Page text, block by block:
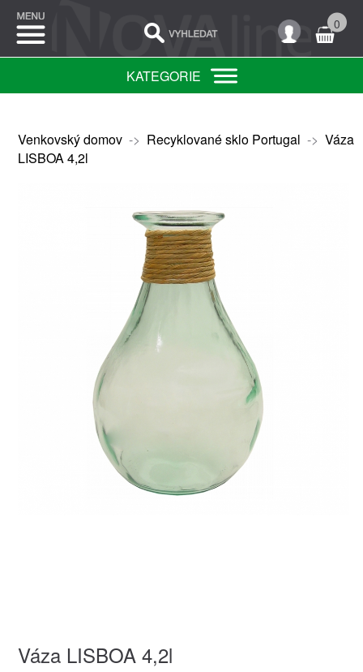
0
KATEGORIE
Venkovský domov-> Recyklované sklo Portugal -> Váza
LISBOA 4,2l
Váza LISBOA 4,2l